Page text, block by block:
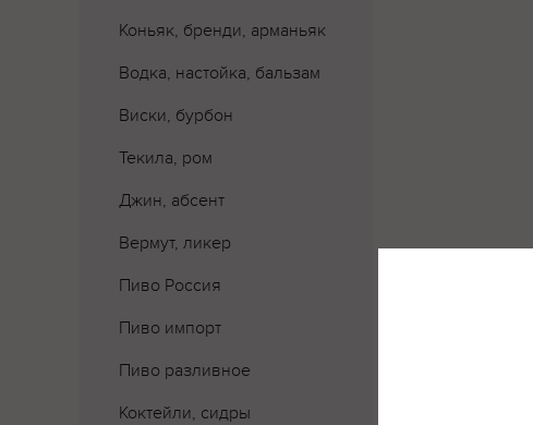
Коньяк, бренди, арманьяк
Водка, настойка, бальзам
Виски, бурбон
Текила, ром
Джин, абсент
Вермут, ликер
Пиво Россия
Пиво импорт
Пиво разливное
Коктейли, сидры